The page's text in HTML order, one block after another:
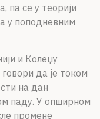
па се у теорији
у поподневним
и Колеџу
да је током
на дан
паду. У опширном
промене